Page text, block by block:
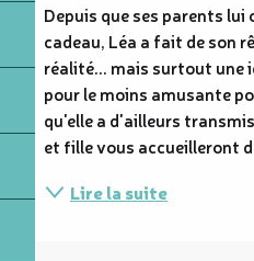
Depuis que ses parents
cadeau, Léa a fait de son
réalité... mais surtout une
pour le moins amusante
qu'elle a d'ailleurs
et fille vous accueilleront
Lire la suite